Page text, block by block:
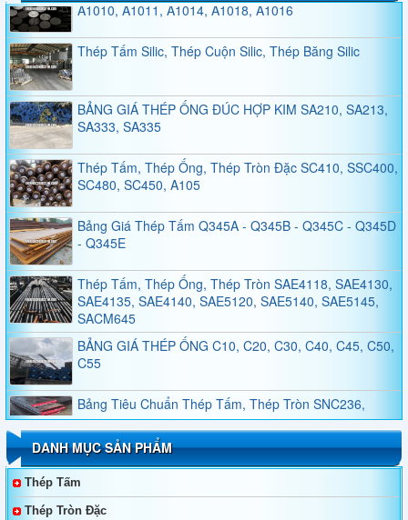
Thép Tấm Silic, Thép Cuộn Silic, Thép Băng Silic
BẢNG GIÁ THÉP ỐNG ĐÚC HỢP KIM SA210, SA213,
SA333, SA335
Thép Tấm, Thép Ống, Thép Tròn Đặc SC410, SSC400,
SC480, SC450, A105
Bảng Giá Thép Tấm Q345A - Q345B - Q345C - Q345D
- Q345E
Thép Tấm, Thép Ống, Thép Tròn SAE4118, SAE4130,
SAE4135, SAE4140, SAE5120, SAE5140, SAE5145,
SACM645
BẢNG GIÁ THÉP ỐNG C10, C20, C30, C40, C45, C50,
C55
Bảng Tiêu Chuẩn Thép Tấm, Thép Tròn SNC236,
SNC415, SNC631, SNC815, SNC836
Bảng Tiêu Chuẩn Thép Tấm, Thép Tròn SNCM220,
SNCM439, SNCM415, SNCM420, SNCM431
Thép Không Gỉ Duplex 2205, 2570
DANH MỤC SẢN PHẨM
Thép Tấm
Thép Tròn Đặc